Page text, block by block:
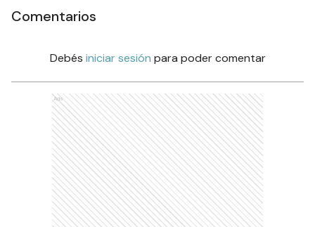
Comentarios
Debés iniciar sesión para poder comentar
Ads